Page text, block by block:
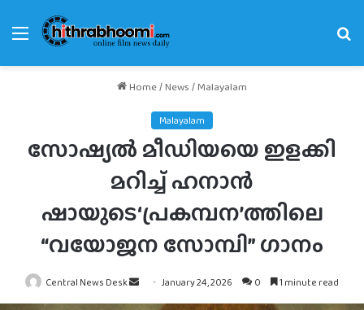
Menu
Home/News / Malayalam
Malayalam
സോഷ്യൽ മീഡിയയെ ഇളക്കി
മറിച്ച് ഹനാൻ
ഷായുടെ‘പ്രകമ്പന’ത്തിലെ
“വയോജന സോമ്പി” ഗാനം
Central News Desk
Send
an
January 24, 2026 0 1 minute read